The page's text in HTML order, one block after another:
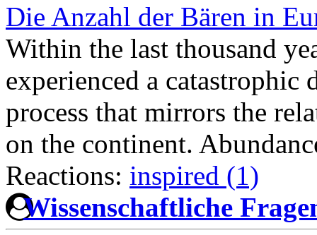
Die Anzahl der Bären in
Within the last thousand
experienced a
process that mirrors the
on the continent.
Reactions: inspired (1)
Wissenschaftliche